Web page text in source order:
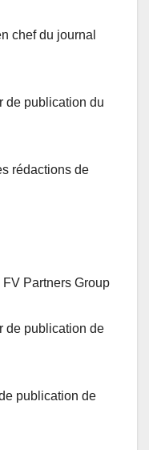
chef du journal
de publication du
rédactions de
Partners Group
de publication de
publication de